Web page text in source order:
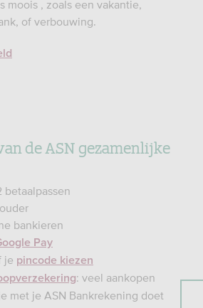
moois , zoals een vakantie,
of verbouwing.
de ASN gezamenlijke
betaalpassen
bankieren
Pay
je pincode kiezen
: veel aankopen
met je ASN Bankrekening doet